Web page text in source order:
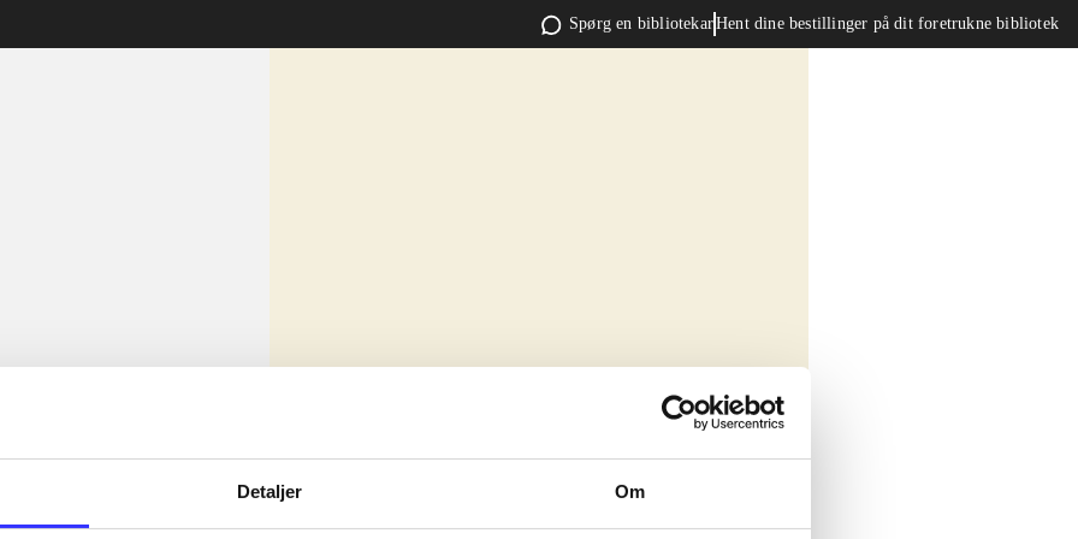
Detaljer Om
Spørg en bibliotekarHent dine bestillinger på dit foretrukne bibliotek
sit amet ...
sit amet ...